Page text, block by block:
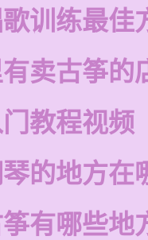
训练最佳
卖古筝的
教程视频
的地方在
有哪些地